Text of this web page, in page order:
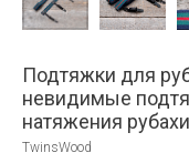
Подтяжки для
невидимые
натяжения рубахи
TwinsWood